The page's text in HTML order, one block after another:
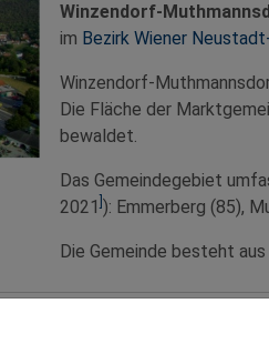
Winzendorf-
im Bezirk Wiener
Winzendorf-
Die Fläche der
bewaldet.
Das Gemeindegebiet
2021]): Emmerberg (85),
Die Gemeinde besteht aus